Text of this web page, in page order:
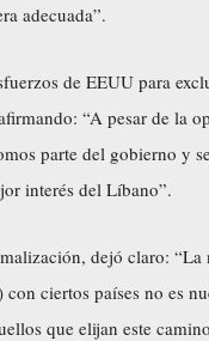
adecuada”.
de EEUU para
“A pesar de la
parte del gobierno y
interés del Líbano”.
dejó claro:
ciertos países no es
que elijan este